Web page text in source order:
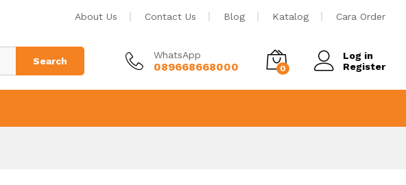
About Us Contact Us Blog Katalog Cara Order
Search
WhatsApp
089668668000 0
Log in
Register
Rp4.423 Tambah ke keranjang